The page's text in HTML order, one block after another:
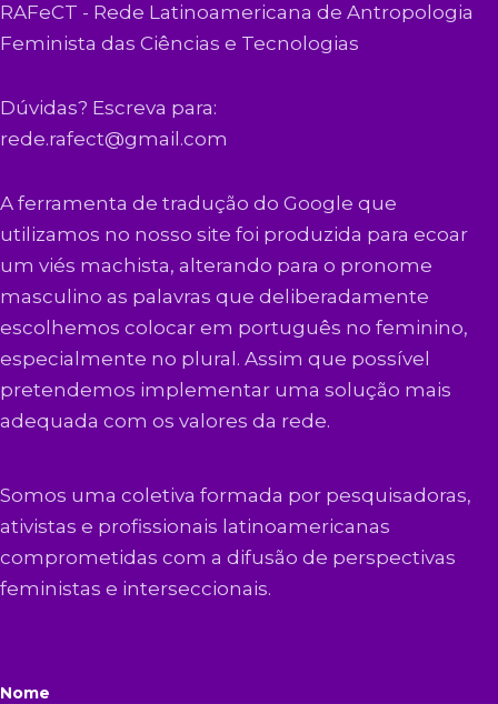
RAFeCT - Rede Latinoamericana de Antropologia
Feminista das Ciências e Tecnologias
Dúvidas? Escreva para:
rede.rafect@gmail.com
A ferramenta de tradução do Google que
utilizamos no nosso site foi produzida para ecoar
um viés machista, alterando para o pronome
masculino as palavras que deliberadamente
escolhemos colocar em português no feminino,
especialmente no plural. Assim que possível
pretendemos implementar uma solução mais
adequada com os valores da rede.
Somos uma coletiva formada por pesquisadoras,
ativistas e profissionais latinoamericanas
comprometidas com a difusão de perspectivas
feministas e interseccionais.
Nome